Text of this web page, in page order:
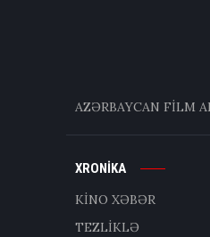
AZƏRBAYCAN FİLM
XRONİKA
KİNO XƏBƏR
TEZLİKLƏ